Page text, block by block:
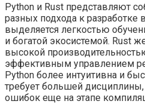
Python и Rust представляют
разных подхода к разработке
выделяется легкостью
и богатой экосистемой. Rust
высокой
эффективным управлением
Python более интуитивна и
требует большей
ошибок еще на этапе